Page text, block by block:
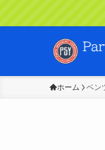
ホーム ベン